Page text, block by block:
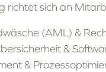
richtet sich an
(AML) &
&
&